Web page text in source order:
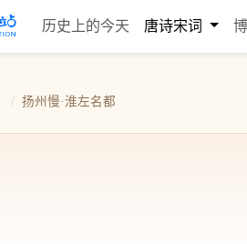
历史上的今天 唐诗宋词
/ 扬州慢·淮左名都